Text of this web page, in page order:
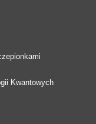
Kwantowych